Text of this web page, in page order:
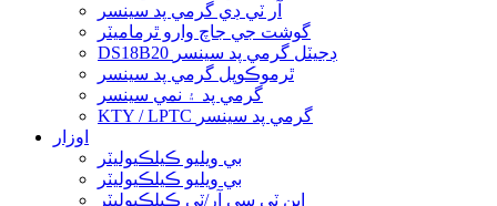
آر ٽي ڊي گرمي پد سينسر
گوشت جي جاچ وارو ٿرماميٽر
DS18B20 ڊجيٽل گرمي پد سينسر
ٿرموڪوپل گرمي پد سينسر
گرمي پد ۽ نمي سينسر
KTY / LPTC گرمي پد سينسر
اوزار
بي ويليو ڪيلڪيوليٽر
بي ويليو ڪيلڪيوليٽر
اين ٽي سي آر/ٽي ڪيلڪيوليٽر